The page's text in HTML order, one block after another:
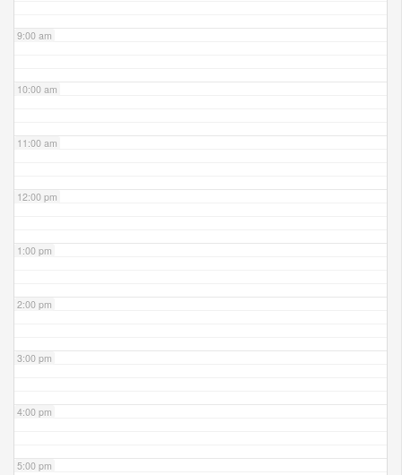
9:00 am
10:00 am
11:00 am
12:00 pm
1:00 pm
2:00 pm
3:00 pm
4:00 pm
5:00 pm